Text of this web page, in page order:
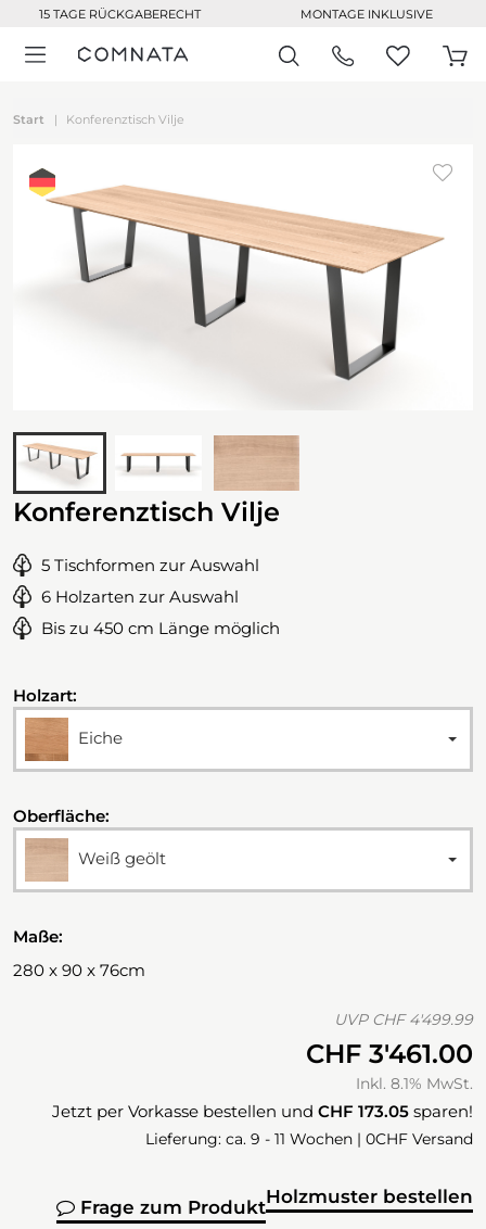
15 TAGE RÜCKGABERECHT MONTAGE INKLUSIVE
Start Konferenztisch Vilje
Konferenztisch Vilje
5 Tischformen zur Auswahl
6 Holzarten zur Auswahl
Bis zu 450 cm Länge möglich
Holzart:
Eiche
Oberfläche:
Weiß geölt
Maße:
280 x 90 x 76cm
UVP CHF 4'499.99
CHF 3'461.00
Inkl. 8.1% MwSt.
Jetzt per Vorkasse bestellen und CHF 173.05 sparen!
Lieferung: ca. 9 - 11 Wochen | 0CHF Versand
Holzmuster bestellen
Frage zum Produkt